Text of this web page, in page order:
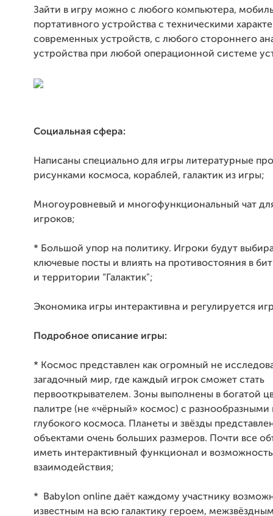
Зайти в игру можно с любого компьютера,
портативного устройства с техническими
современных устройств, c любого стороннего
устройства при любой операционной системе
Социальная сфера:
Написаны специально для игры литературные
рисунками космоса, кораблей, галактик из игры;
Многоуровневый и многофункциональный чат
игроков;
* Большой упор на политику. Игроки будут
ключевые посты и влиять на противостояния в
и территории “Галактик";
Экономика игры интерактивна и регулируется
Подробное описание игры:
* Космос представлен как огромный не
загадочный мир, где каждый игрок сможет стать
первооткрывателем. Зоны выполнены в богатой
палитре (не «чёрный» космос) с разнообразными
глубокого космоса. Планеты и звёзды
объектами очень больших размеров. Почти все
иметь интерактивный функционал и возможность
взаимодействия;
* Babylon online даёт каждому участнику
известным на всю галактику героем,